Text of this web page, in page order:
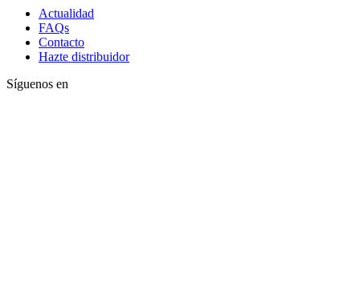
Actualidad
FAQs
Contacto
Hazte distribuidor
Síguenos en